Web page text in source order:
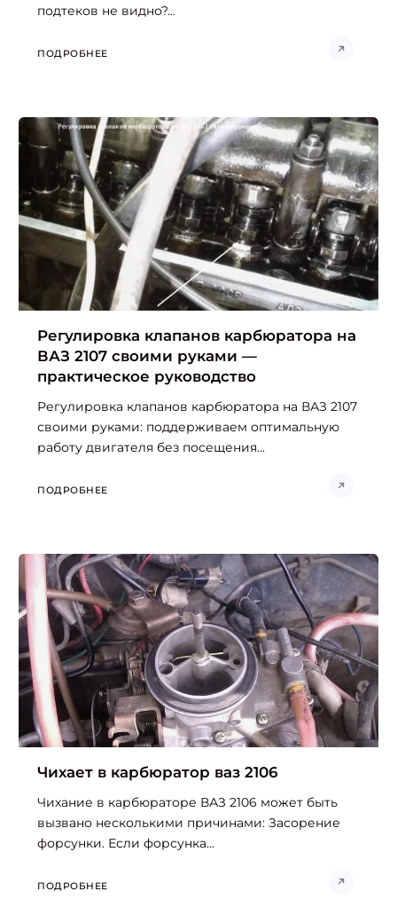
подтеков не видно?...
ПОДРОБНЕЕ
Регулировка клапанов карбюратора на
ВАЗ 2107 своими руками —
практическое руководство
Регулировка клапанов карбюратора на ВАЗ 2107
своими руками: поддерживаем оптимальную
работу двигателя без посещения...
ПОДРОБНЕЕ
Чихает в карбюратор ваз 2106
Чихание в карбюраторе ВАЗ 2106 может быть
вызвано несколькими причинами: Засорение
форсунки. Если форсунка...
ПОДРОБНЕЕ